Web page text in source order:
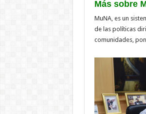
Más sobre
MuNA, es un
de las políticas
comunidades,